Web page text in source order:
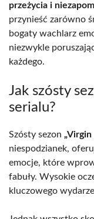
przeżycia i
przynieść zarówno
bogaty wachlarz
niezwykle
każdego.
Jak szósty
serialu?
Szósty sezon „Virgin
niespodzianek,
emocje, które
fabuły. Wysokie
kluczowego